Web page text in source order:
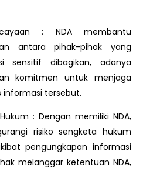
: NDA membantu
antara pihak-pihak yang
sensitif dibagikan, adanya
komitmen untuk menjaga
informasi tersebut.
: Dengan memiliki NDA,
risiko sengketa hukum
pengungkapan informasi
melanggar ketentuan NDA,